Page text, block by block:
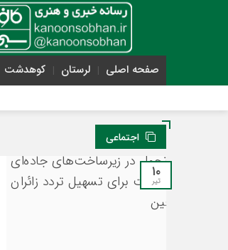
صفحه اصلی لرستان کوهدشت
اجتماعی
۱۰
تیر